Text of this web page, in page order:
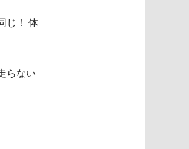
じ！ 体
らない